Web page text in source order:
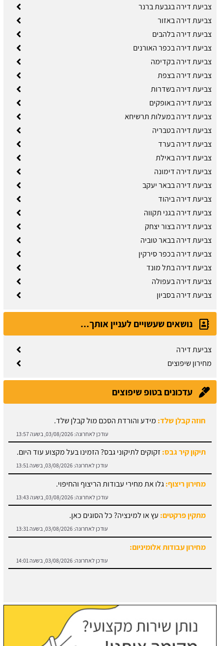
צביעת דירה בגבעת ברנר
צביעת דירה באזור
צביעת דירה בלהבים
צביעת דירה בכפר האורנים
צביעת דירה בקדימה
צביעת דירה בצפת
צביעת דירה בשדרות
צביעת דירה באופקים
צביעת דירה במעלות תרשיחא
צביעת דירה בטבריה
צביעת דירה בערד
צביעת דירה באילת
צביעת דירה דימונה
צביעת דירה בבאר יעקב
צביעת דירה ביהוד
צביעת דירה בגני תקווה
צביעת דירה בצור יצחק
צביעת דירה בבאר טוביה
צביעת דירה בכפר סירקין
צביעת דירה בתל מונד
צביעת דירה בעפולה
צביעת דירה בסביון
נושאים שעשויים לעניין אותך...
צביעת דירה
מחירון שיפוצים
עדכונים בטופ שיפוצים
חוזה קבלן שלד:מידע והורדת הסכם מול קבלן שלד.
עודכן לאחרונה:03/08/2026, בשעה 13:57
תיקון קיר גבס:זקוקים לתיקוני גבס? הזמינו בעל מקצוע עוד היום.
עודכן לאחרונה:03/08/2026, בשעה 13:51
מחירון ריצוף:גלו את מחירי עבודות הריצוף והחיפוי.
עודכן לאחרונה: 03/08/2026, בשעה 13:43
מתקין פרקטים:עץ או למינציה? כל הסוגים כאן.
עודכן לאחרונה:03/08/2026, בשעה 13:31
מחירון עבודות אלומיניום:
עודכן לאחרונה: 03/08/2026, בשעה 14:01